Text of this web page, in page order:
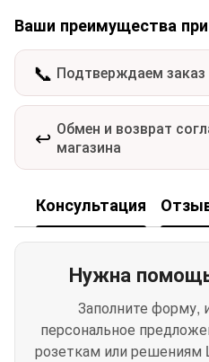
Ваши преимущества
📞 Подтверждаем заказ
↩️ Обмен и возврат
магазина
Консультация
Нужна
Заполните форму,
персональное
розеткам или решениям